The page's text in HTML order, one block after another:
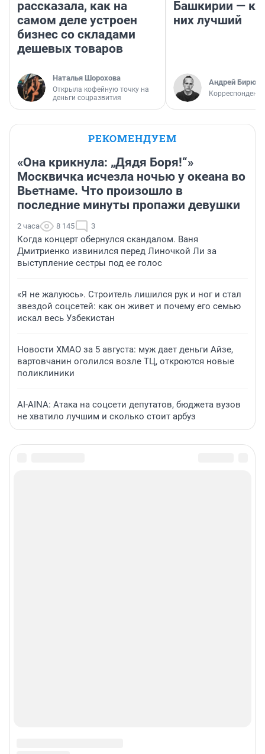
рассказала, как на
самом деле устроен
бизнес со складами
дешевых товаров
Наталья Шорохова
Открыла кофейную точку на
деньги соцразвития
Башкирии —
них лучший
Андрей
Корреспондент
РЕКОМЕНДУЕМ
«Она крикнула: „Дядя Боря!“»
Москвичка исчезла ночью у океана во
Вьетнаме. Что произошло в
последние минуты пропажи девушки
2 часа 8 145 3
Когда концерт обернулся скандалом. Ваня
Дмитриенко извинился перед Линочкой Ли за
выступление сестры под ее голос
«Я не жалуюсь». Строитель лишился рук и ног и стал
звездой соцсетей: как он живет и почему его семью
искал весь Узбекистан
Новости ХМАО за 5 августа: муж дает деньги Айзе,
вартовчанин оголился возле ТЦ, откроются новые
поликлиники
AI-AINA: Атака на соцсети депутатов, бюджета вузов
не хватило лучшим и сколько стоит арбуз